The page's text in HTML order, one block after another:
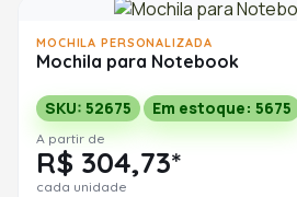
MOCHILA PERSONALIZADA
Mochila para Notebook
SKU: 52675 Em estoque: 5675
A partir de
R$ 304,73*
cada unidade